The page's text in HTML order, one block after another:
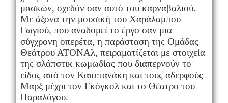
μασκών, σχεδόν σαν αυτό του καρναβαλιού.
Με άξονα την μουσική του Χαράλαμπου
Γωγιού, που αναδομεί το έργο σαν μια
σύγχρονη οπερέτα, η παράσταση της Ομάδας
Θεάτρου ΑΤΟΝΑλ, πειραματίζεται με στοιχεία
της σλάπστικ κωμωδίας που διαπερνούν το
είδος από τον Καπετανάκη και τους αδερφούς
Μαρξ μέχρι τον Γκόγκολ και το Θέατρο του
Παραλόγου.